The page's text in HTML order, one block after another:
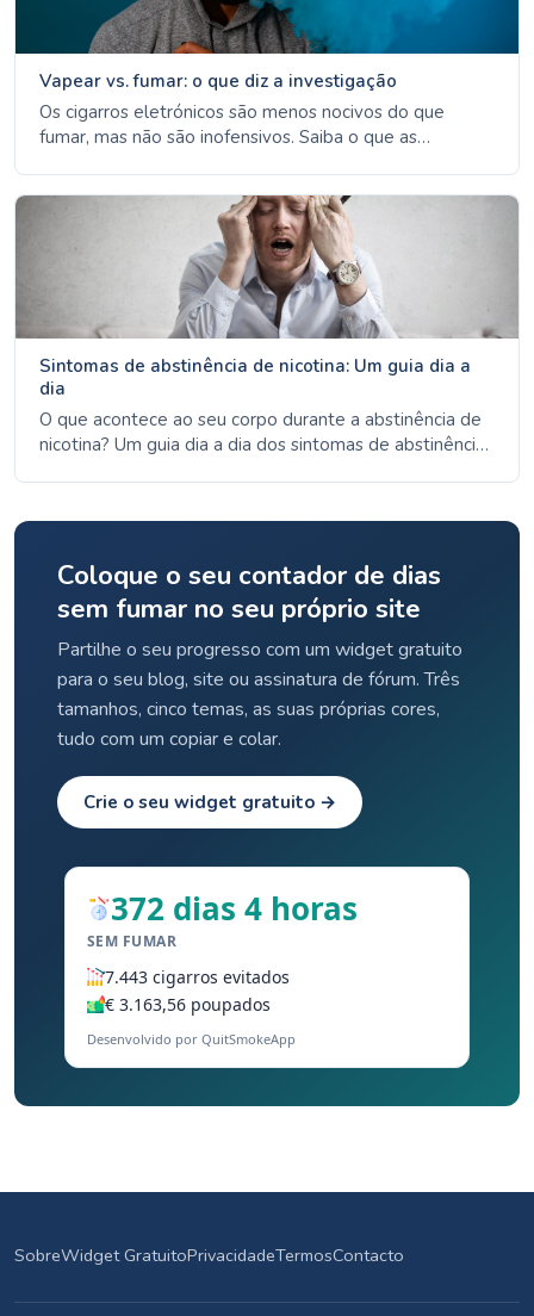
Vapear vs. fumar: o que diz a investigação
Os cigarros eletrónicos são menos nocivos do que
fumar, mas não são inofensivos. Saiba o que as
efeitos desconhecidos a longo prazo.
Sintomas de abstinência de nicotina: Um guia dia a
dia
O que acontece ao seu corpo durante a abstinência de
nicotina? Um guia dia a dia dos sintomas de abstinência,
referência.
Coloque o seu contador de dias
sem fumar no seu próprio site
Partilhe o seu progresso com um widget gratuito
para o seu blog, site ou assinatura de fórum. Três
tamanhos, cinco temas, as suas próprias cores,
tudo com um copiar e colar.
Crie o seu widget gratuito →
372 dias 4 horas
SEM FUMAR
7.443 cigarros evitados
€ 3.163,56 poupados
Desenvolvido por QuitSmokeApp
SobreWidget GratuitoPrivacidadeTermosContacto